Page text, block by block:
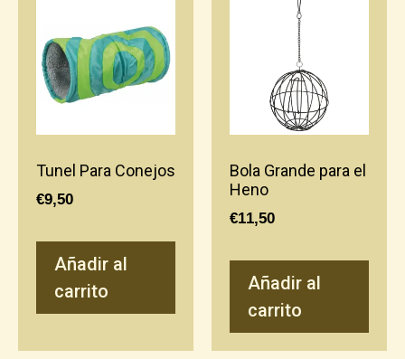
Tunel Para Conejos
€9,50
Añadir al
carrito
Bola Grande para el
Heno
€11,50
Añadir al
carrito